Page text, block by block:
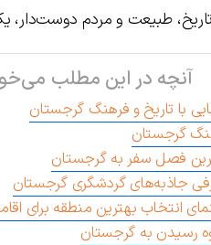
طبیعت و مردم دوست‌دار،
آنچه در این مطلب
با تاریخ و فرهنگ گرجستان
گرجستان
فصل سفر به گرجستان
جاذبه‌های گردشگری گرجستان
انتخاب بهترین منطقه برای
رسیدن به گرجستان